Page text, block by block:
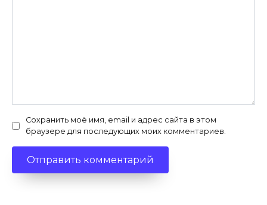
Сохранить моё имя, email и адрес сайта в этом
браузере для последующих моих комментариев.